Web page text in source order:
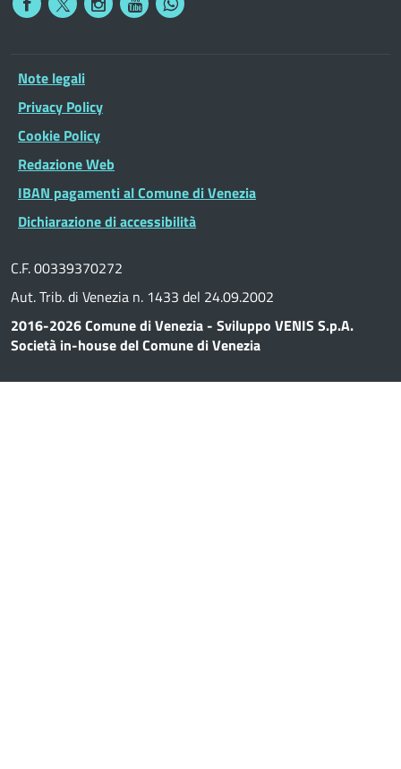
Note legali
Privacy Policy
Cookie Policy
Redazione Web
IBAN pagamenti al Comune di Venezia
Dichiarazione di accessibilità
C.F. 00339370272
Aut. Trib. di Venezia n. 1433 del 24.09.2002
2016-2026 Comune di Venezia - Sviluppo VENIS S.p.A.
Società in-house del Comune di Venezia